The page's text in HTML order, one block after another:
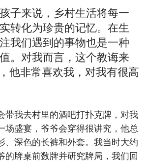
子来说，乡村生活将每一
转化为珍贵的记忆。在生
我们遇到的事物也是一种
。对我而言，这个教诲来
他非常喜欢我，对我有很高
带我去村里的酒吧打扑克牌，对我
场盛宴，爷爷会穿得很讲究，他总
、深色的长裤和外套。我当时大约
的牌桌前数牌并研究牌局，我们回